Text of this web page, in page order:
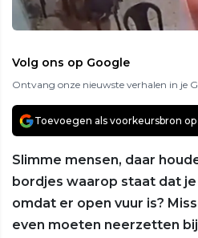
Volg ons op Google
Ontvang onze nieuwste verhalen in je
Toevoegen als voorkeursbron
Slimme mensen, daar
bordjes waarop staat dat
omdat er open vuur is?
even moeten neerzetten